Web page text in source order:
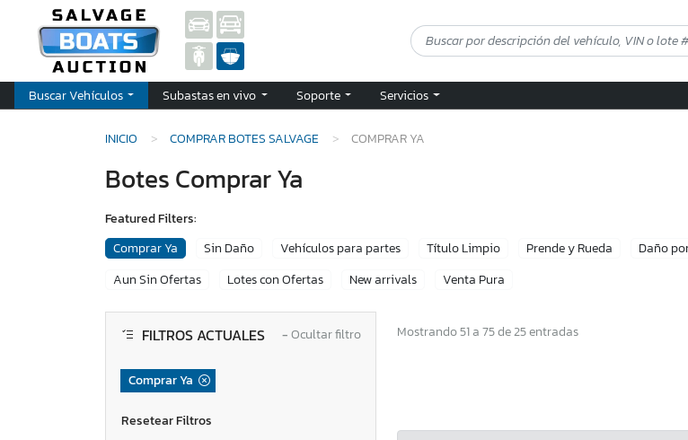
Buscar Vehículos Subastas en vivo Soporte Servicios
INICIO COMPRAR BOTES SALVAGE COMPRAR YA
Botes Comprar Ya
Featured Filters:
Comprar Ya
Sin Daño Vehículos para partes Título Limpio Prende y Rueda Daño
Aun Sin Ofertas
Lotes con Ofertas New arrivals Venta Pura
FILTROS ACTUALES −Ocultar filtro
Comprar Ya
Mostrando 51 a 75 de 25 entradas